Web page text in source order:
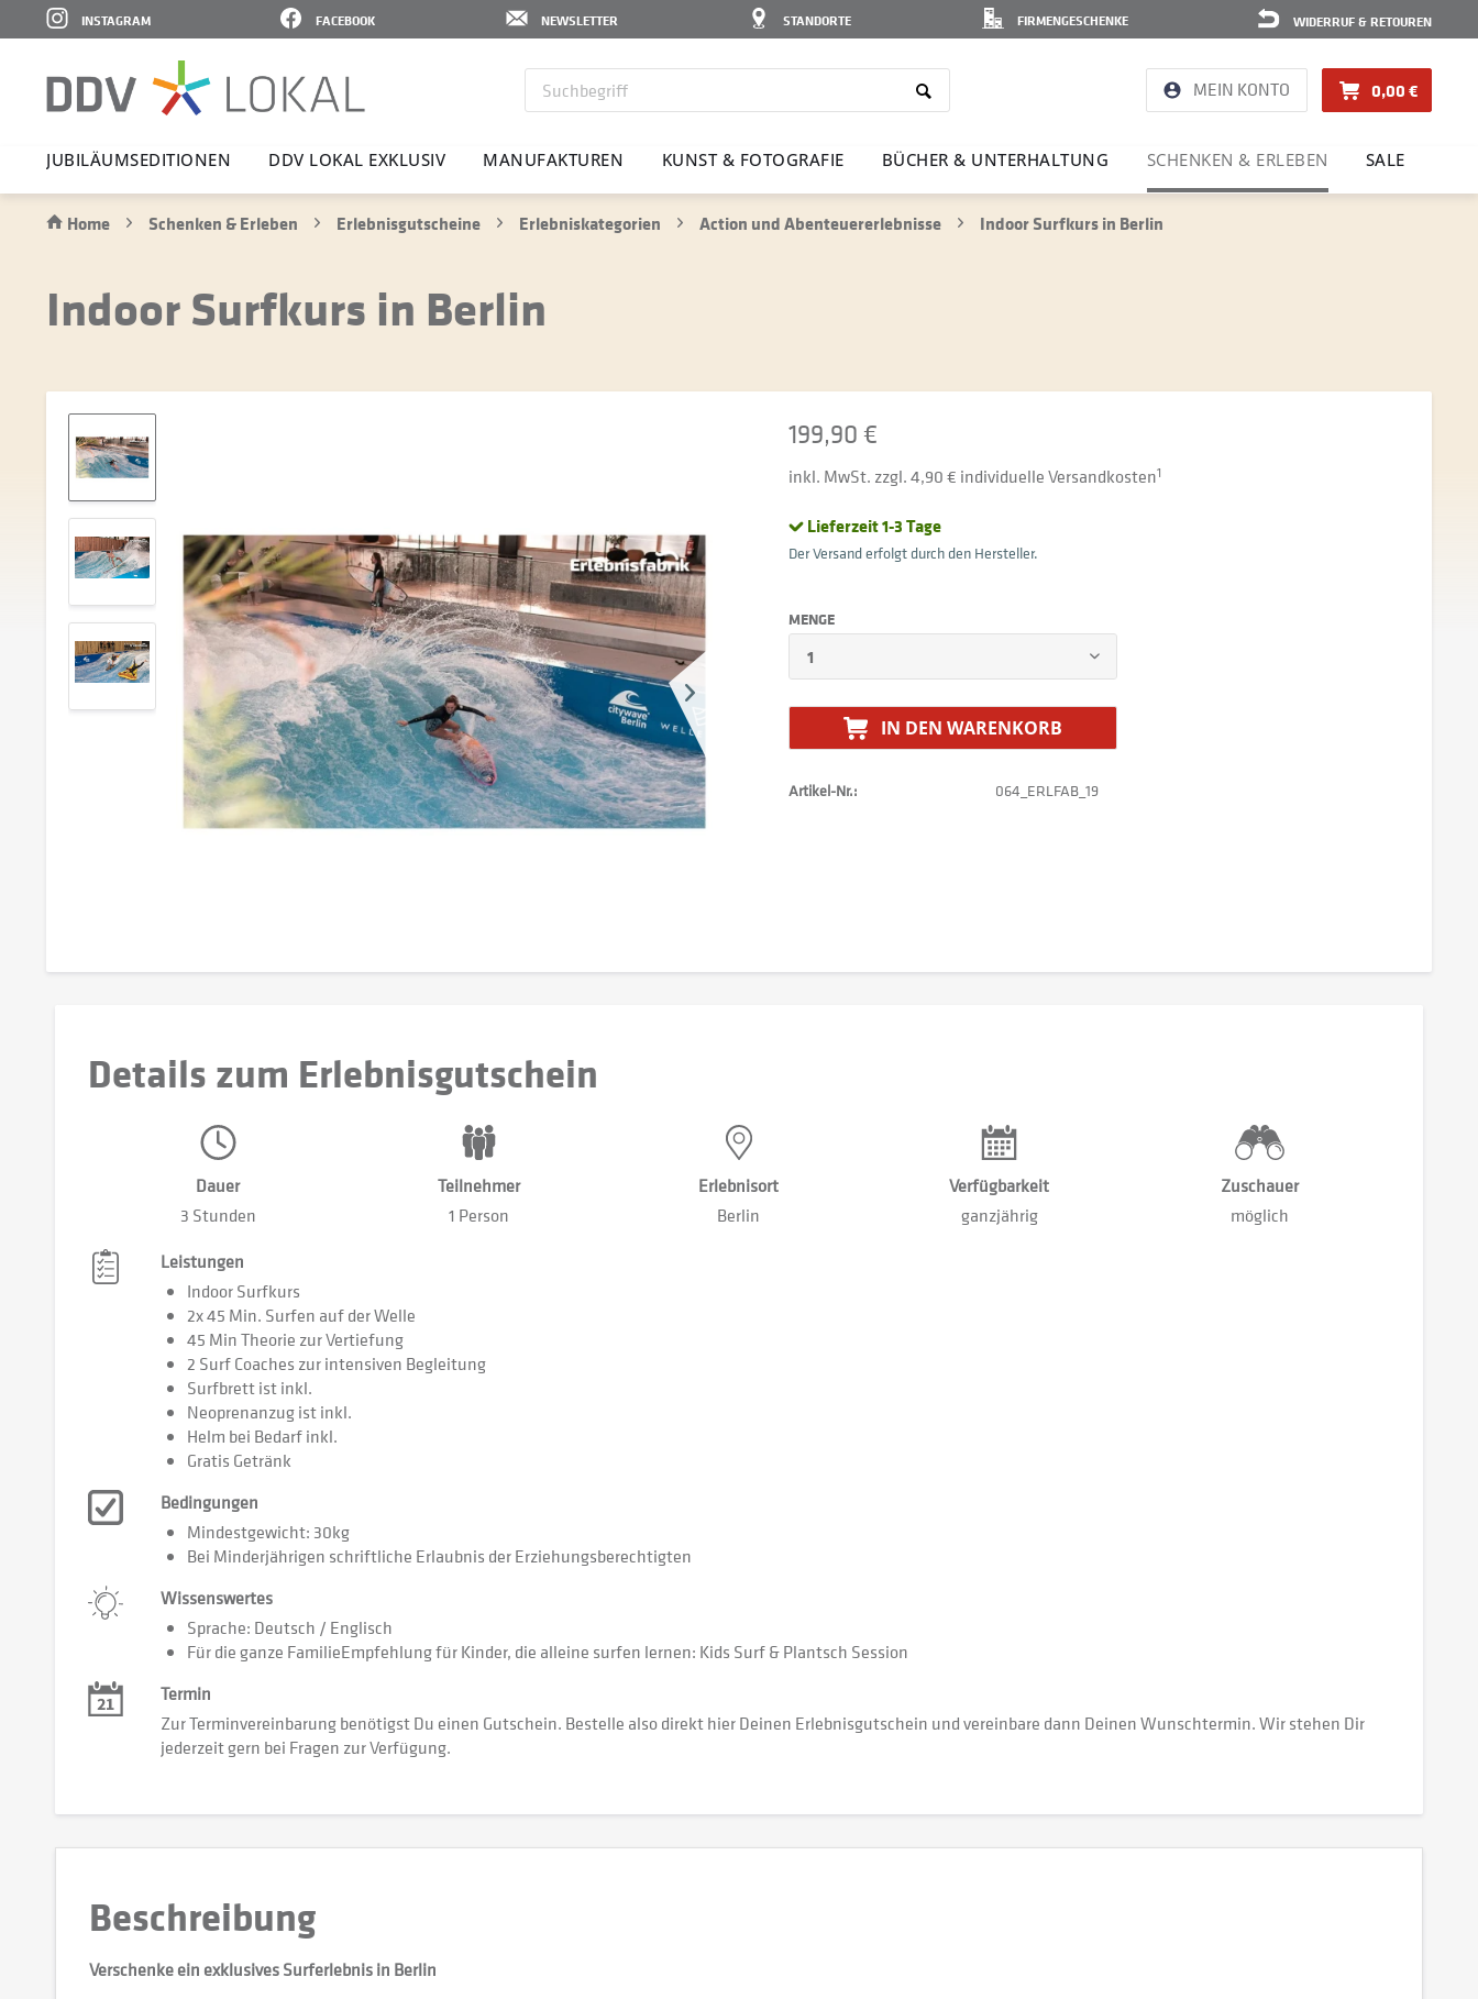
WIDERRUF & RETOUREN
FIRMENGESCHENKE
STANDORTE
NEWSLETTER
FACEBOOK
INSTAGRAM
MEIN KONTO 0,00 €
JUBI­LÄ­UMS­E­DI­TIONEN DDV LOKAL EXKLUSIV MANU­FAK­TUREN KUNST & FOTO­GRAFIE BÜCHER & UNTER­HAL­TUNG SCHENKEN & ERLEBEN SALE
Home Schenken & Erleben Erlebnisgutscheine Erlebniskategorien Action und Abenteuererlebnisse Indoor Surfkurs in Berlin
Indoor Surfkurs in Berlin
199,90 €
inkl. MwSt. zzgl. 4,90 € individuelle Versandkosten1
Lieferzeit 1-3 Tage
Der Versand erfolgt durch den Hersteller.
MENGE
IN DEN WARENKORB
Artikel-Nr.: 064_ERLFAB_19
Details zum Erlebnisgutschein
Dauer
3 Stunden
Teilnehmer
1 Person
Erlebnisort
Berlin
Verfügbarkeit
ganzjährig
Zuschauer
möglich
Leistungen
Indoor Surfkurs
2x 45 Min. Surfen auf der Welle
45 Min Theorie zur Vertiefung
2 Surf Coaches zur intensiven Begleitung
Surfbrett ist inkl.
Neoprenanzug ist inkl.
Helm bei Bedarf inkl.
Gratis Getränk
Bedingungen
Mindestgewicht: 30kg
Bei Minderjährigen schriftliche Erlaubnis der Erziehungsberechtigten
Wissenswertes
Sprache: Deutsch / Englisch
Für die ganze FamilieEmpfehlung für Kinder, die alleine surfen lernen: Kids Surf & Plantsch Session
Termin
Zur Terminvereinbarung benötigst Du einen Gutschein. Bestelle also direkt hier Deinen Erlebnisgutschein und vereinbare dann Deinen Wunschtermin. Wir stehen Dir
jederzeit gern bei Fragen zur Verfügung.
Beschreibung
Verschenke ein exklusives Surferlebnis in Berlin